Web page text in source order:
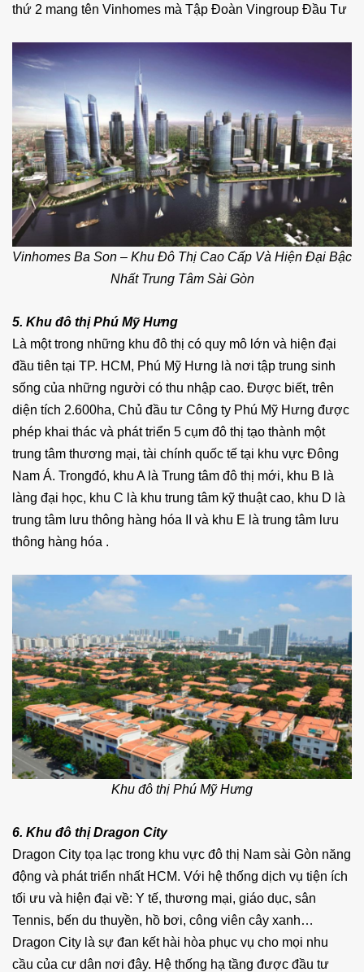
thứ 2 mang tên Vinhomes mà Tập Đoàn Vingroup Đầu Tư
Vinhomes Ba Son – Khu Đô Thị Cao Cấp Và Hiện Đại Bậc
Nhất Trung Tâm Sài Gòn
5. Khu đô thị Phú Mỹ Hưng
Là một trong những khu đô thị có quy mô lớn và hiện đại
đầu tiên tại TP. HCM, Phú Mỹ Hưng là nơi tập trung sinh
sống của những người có thu nhập cao. Được biết, trên
diện tích 2.600ha, Chủ đầu tư Công ty Phú Mỹ Hưng được
phép khai thác và phát triển 5 cụm đô thị tạo thành một
trung tâm thương mại, tài chính quốc tế tại khu vực Đông
Nam Á. Trongđó, khu A là Trung tâm đô thị mới, khu B là
làng đại học, khu C là khu trung tâm kỹ thuật cao, khu D là
trung tâm lưu thông hàng hóa II và khu E là trung tâm lưu
thông hàng hóa .
Khu đô thị Phú Mỹ Hưng
6. Khu đô thị Dragon City
Dragon City tọa lạc trong khu vực đô thị Nam sài Gòn năng
động và phát triển nhất HCM. Với hệ thống dịch vụ tiện ích
tối ưu và hiện đại về: Y tế, thương mại, giáo dục, sân
Tennis, bến du thuyền, hồ bơi, công viên cây xanh…
Dragon City là sự đan kết hài hòa phục vụ cho mọi nhu
cầu của cư dân nơi đây. Hệ thống hạ tầng được đầu tư